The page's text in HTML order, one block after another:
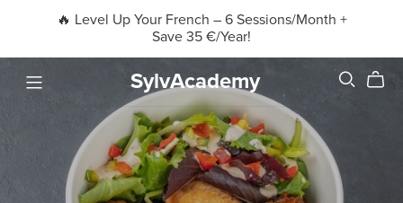
🔥 Level Up Your French – 6 Sessions/Month +
Save 35 €/Year!
SylvAcademy